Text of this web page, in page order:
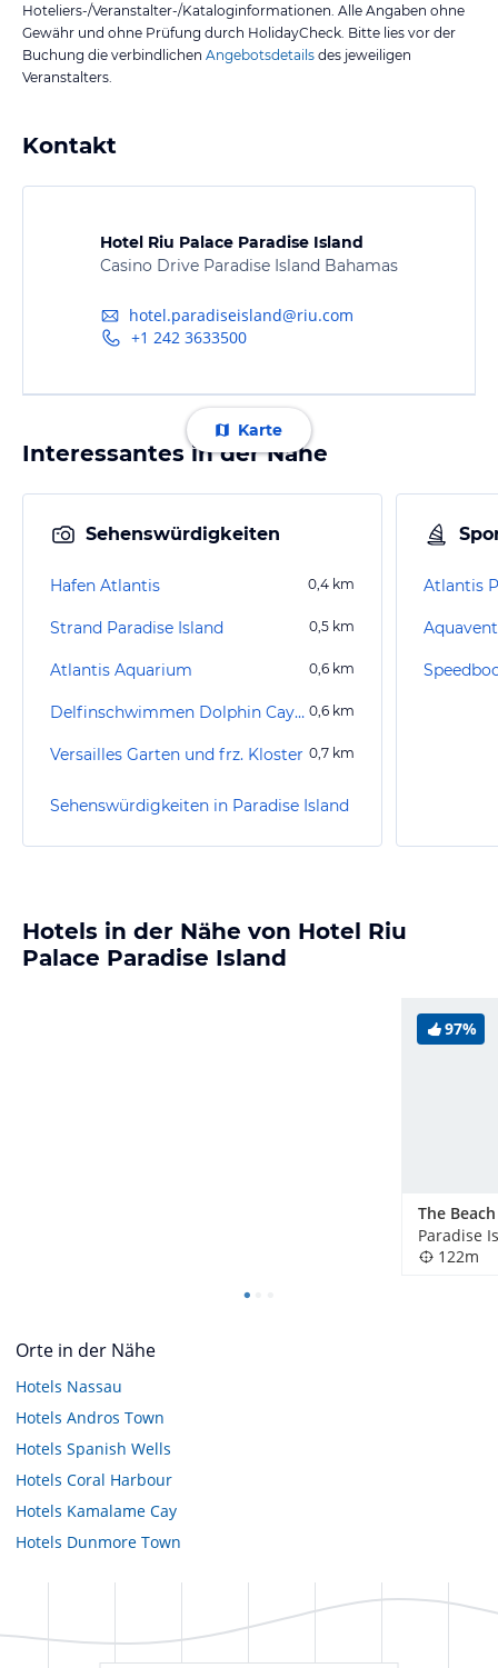
Hoteliers-/Veranstalter-/Kataloginformationen. Alle Angaben ohne
Gewähr und ohne Prüfung durch HolidayCheck. Bitte lies vor der
Buchung die verbindlichen Angebotsdetails des jeweiligen
Veranstalters.
Kontakt
Hotel Riu Palace Paradise Island
Casino Drive Paradise Island Bahamas
hotel.paradiseisland@riu.com
+1 242 3633500
Karte
Interessantes in der Nähe
Sehenswürdigkeiten
Hafen Atlantis 0,4 km
Strand Paradise Island 0,5 km
Atlantis Aquarium 0,6 km
Delfinschwimmen Dolphin Cay Paradise Island 0,6 km
Versailles Garten und frz. Kloster 0,7 km
Sehenswürdigkeiten in Paradise Island
Atlantis
Hotels in der Nähe von Hotel Riu
Palace Paradise Island
97%
Paradise
122m
Orte in der Nähe
Hotels Nassau
Hotels Andros Town
Hotels Spanish Wells
Hotels Coral Harbour
Hotels Kamalame Cay
Hotels Dunmore Town